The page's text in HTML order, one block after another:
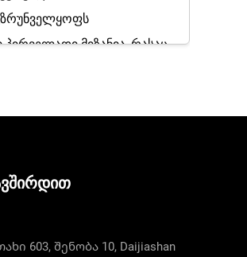
მიზანია, რასაც
მიმართ ჩვენი
ამიტომ ჩვენ
603, შენობა 10, Daijiashan